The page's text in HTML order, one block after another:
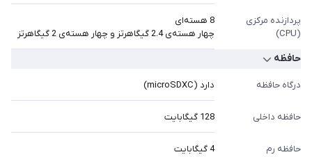
پردازنده مرکزی
(CPU)
8 هسته‌ای
چهار هسته‌ی 2.4 گیگاهرتز و چهار هسته‌ی 2 گیگاهرتز
حافظه
درگاه حافظه دارد (microSDXC)
حافظه داخلی 128 گیگابایت
حافظه رم 4 گیگابایت